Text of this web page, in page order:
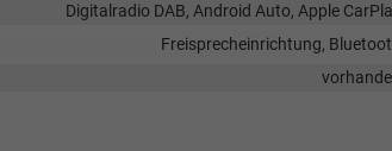
Digitalradio DAB, Android Auto, Apple
Freisprecheinrichtung,